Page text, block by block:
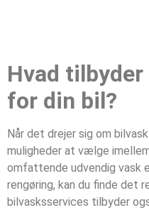
Hvad
for din bil?
Når det drejer sig om
muligheder at vælge
omfattende udvendig vask
rengøring, kan du finde det
bilvasksservices tilbyder